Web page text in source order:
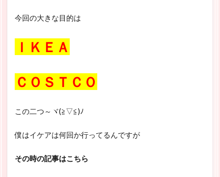
今回の大きな目的は
ＩＫＥＡ
ＣＯＳＴＣＯ
この二つ～ヾ(≧▽≦)ﾉ
僕はイケアは何回か行ってるんですが
その時の記事はこちら